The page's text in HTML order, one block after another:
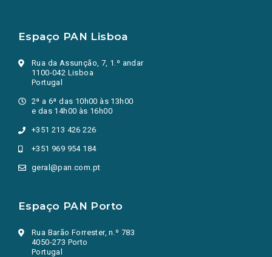
Espaço PAN Lisboa
Rua da Assunção, 7, 1.º andar
1100-042 Lisboa
Portugal
2ª a 6ª das 10h00 às 13h00
e das 14h00 às 16h00
+351 213 426 226
+351 969 954 184
geral@pan.com.pt
Espaço PAN Porto
Rua Barão Forrester, n.º 783
4050-273 Porto
Portugal